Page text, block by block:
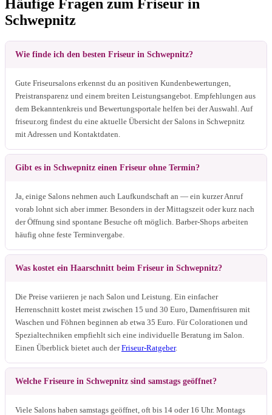
Häufige Fragen zum Friseur in
Schwepnitz
Wie finde ich den besten Friseur in Schwepnitz?
Gute Friseursalons erkennst du an positiven Kundenbewertungen,
Preistransparenz und einem breiten Leistungsangebot. Empfehlungen aus
dem Bekanntenkreis und Bewertungsportale helfen bei der Auswahl. Auf
friseur.org findest du eine aktuelle Übersicht der Salons in Schwepnitz
mit Adressen und Kontaktdaten.
Gibt es in Schwepnitz einen Friseur ohne Termin?
Ja, einige Salons nehmen auch Laufkundschaft an — ein kurzer Anruf
vorab lohnt sich aber immer. Besonders in der Mittagszeit oder kurz nach
der Öffnung sind spontane Besuche oft möglich. Barber-Shops arbeiten
häufig ohne feste Terminvergabe.
Was kostet ein Haarschnitt beim Friseur in Schwepnitz?
Die Preise variieren je nach Salon und Leistung. Ein einfacher
Herrenschnitt kostet meist zwischen 15 und 30 Euro, Damenfrisuren mit
Waschen und Föhnen beginnen ab etwa 35 Euro. Für Colorationen und
Spezialtechniken empfiehlt sich eine individuelle Beratung im Salon.
Einen Überblick bietet auch derFriseur-Ratgeber.
Welche Friseure in Schwepnitz sind samstags geöffnet?
Viele Salons haben samstags geöffnet, oft bis 14 oder 16 Uhr. Montags